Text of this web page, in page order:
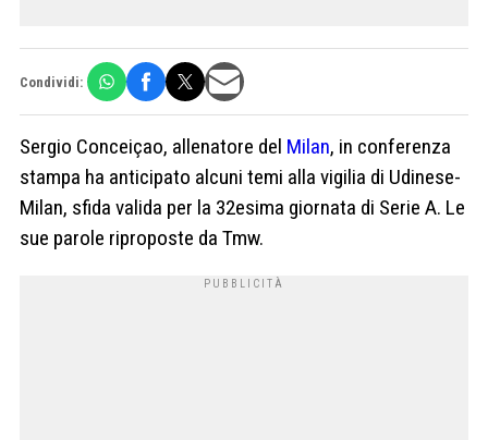
Condividi:
Sergio Conceiçao, allenatore del Milan, in conferenza
stampa ha anticipato alcuni temi alla vigilia di Udinese-
Milan, sfida valida per la 32esima giornata di Serie A. Le
sue parole riproposte da Tmw.